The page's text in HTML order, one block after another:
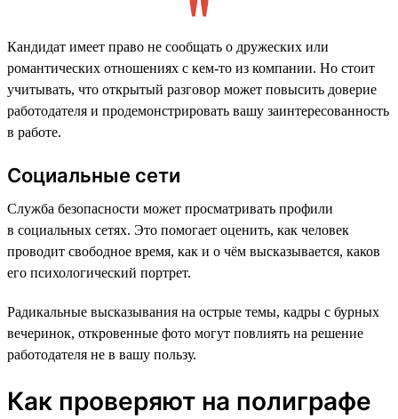
Кандидат имеет право не сообщать о дружеских или
романтических отношениях с кем-то из компании. Но стоит
учитывать, что открытый разговор может повысить доверие
работодателя и продемонстрировать вашу заинтересованность
в работе.
Социальные сети
Служба безопасности может просматривать профили
в социальных сетях. Это помогает оценить, как человек
проводит свободное время, как и о чём высказывается, каков
его психологический портрет.
Радикальные высказывания на острые темы, кадры с бурных
вечеринок, откровенные фото могут повлиять на решение
работодателя не в вашу пользу.
Как проверяют на полиграфе